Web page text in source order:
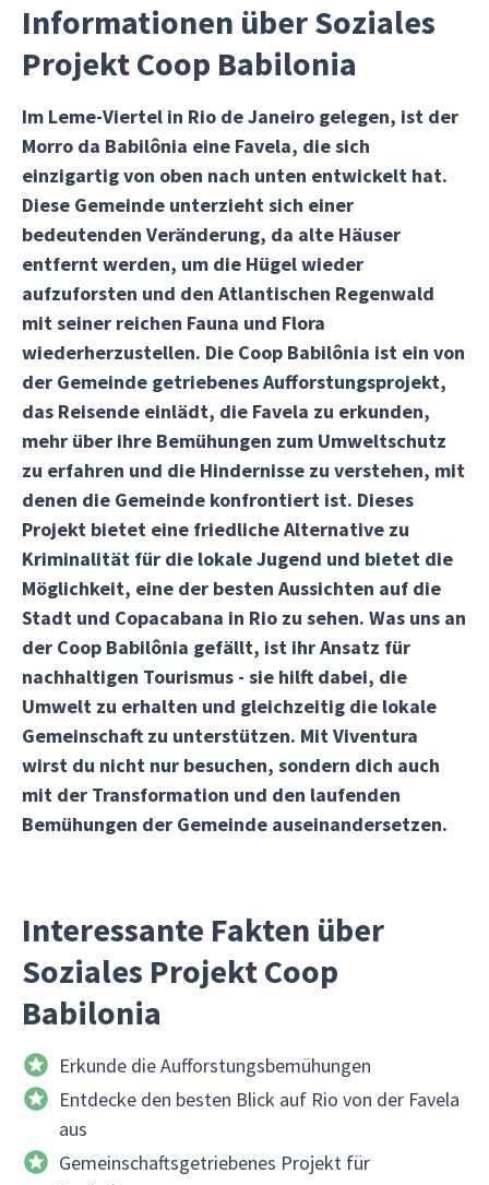
Informationen über Soziales
Projekt Coop Babilonia
Im Leme-Viertel in Rio de Janeiro gelegen, ist der
Morro da Babilônia eine Favela, die sich
einzigartig von oben nach unten entwickelt hat.
Diese Gemeinde unterzieht sich einer
bedeutenden Veränderung, da alte Häuser
entfernt werden, um die Hügel wieder
aufzuforsten und den Atlantischen Regenwald
mit seiner reichen Fauna und Flora
wiederherzustellen. Die Coop Babilônia ist ein von
der Gemeinde getriebenes Aufforstungsprojekt,
das Reisende einlädt, die Favela zu erkunden,
mehr über ihre Bemühungen zum Umweltschutz
zu erfahren und die Hindernisse zu verstehen, mit
denen die Gemeinde konfrontiert ist. Dieses
Projekt bietet eine friedliche Alternative zu
Kriminalität für die lokale Jugend und bietet die
Möglichkeit, eine der besten Aussichten auf die
Stadt und Copacabana in Rio zu sehen. Was uns an
der Coop Babilônia gefällt, ist ihr Ansatz für
nachhaltigen Tourismus - sie hilft dabei, die
Umwelt zu erhalten und gleichzeitig die lokale
Gemeinschaft zu unterstützen. Mit Viventura
wirst du nicht nur besuchen, sondern dich auch
mit der Transformation und den laufenden
Bemühungen der Gemeinde auseinandersetzen.
Interessante Fakten über
Soziales Projekt Coop
Babilonia
Erkunde die Aufforstungsbemühungen
Entdecke den besten Blick auf Rio von der Favela
aus
Gemeinschaftsgetriebenes Projekt für